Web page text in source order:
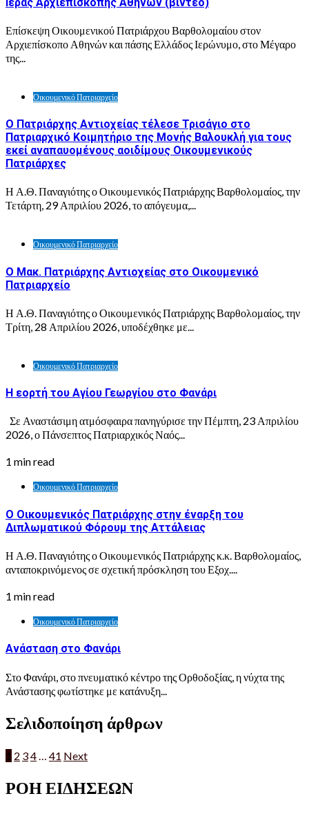
Επίσκεψη Οικουμενικού Πατριάρχου Βαρθολομαίου στον
Αρχιεπίσκοπο Αθηνών και πάσης Ελλάδος Ιερώνυμο, στο Μέγαρο
της...
Οικουμενικό Πατριαρχείο
Ο Πατριάρχης Αντιοχείας τέλεσε Τρισάγιο στο
Πατριαρχικό Κοιμητήριο της Μονής Βαλουκλή για τους
εκεί αναπαυομένους αοιδίμους Οικουμενικούς
Πατριάρχες
Η Α.Θ. Παναγιότης ο Οικουμενικός Πατριάρχης Βαρθολομαίος, την
Τετάρτη, 29 Απριλίου 2026, το απόγευμα,...
Οικουμενικό Πατριαρχείο
Ο Μακ. Πατριάρχης Αντιοχείας στο Οικουμενικό
Πατριαρχείο
Η Α.Θ. Παναγιότης ο Οικουμενικός Πατριάρχης Βαρθολομαίος, την
Τρίτη, 28 Απριλίου 2026, υποδέχθηκε με...
Οικουμενικό Πατριαρχείο
Η εορτή του Αγίου Γεωργίου στο Φανάρι
Σε Αναστάσιμη ατμόσφαιρα πανηγύρισε την Πέμπτη, 23 Απριλίου
2026, ο Πάνσεπτος Πατριαρχικός Ναός...
1 min read
Οικουμενικό Πατριαρχείο
Ο Οικουμενικός Πατριάρχης στην έναρξη του
Διπλωματικού Φόρουμ της Αττάλειας
Η Α.Θ. Παναγιότης ο Οικουμενικός Πατριάρχης κ.κ. Βαρθολομαίος,
ανταποκρινόμενος σε σχετική πρόσκληση του Εξοχ....
1 min read
Οικουμενικό Πατριαρχείο
Ανάσταση στο Φανάρι
Στο Φανάρι, στο πνευματικό κέντρο της Ορθοδοξίας, η νύχτα της
Ανάστασης φωτίστηκε με κατάνυξη...
Σελιδοποίηση άρθρων
1 2 34… 41 Next
ΡΟΗ ΕΙΔΗΣΕΩΝ